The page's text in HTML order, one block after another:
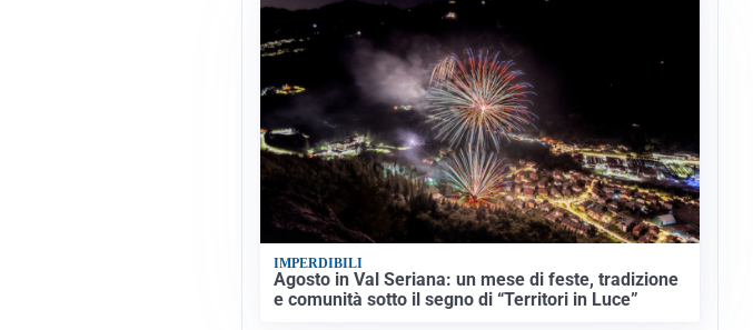
IMPERDIBILI
Agosto in Val Seriana: un mese di feste, tradizione
e comunità sotto il segno di “Territori in Luce”